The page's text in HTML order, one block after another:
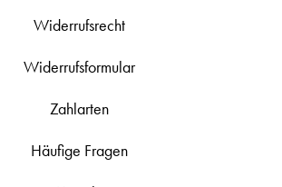
Widerrufsrecht
Widerrufsformular
Zahlarten
Häufige Fragen